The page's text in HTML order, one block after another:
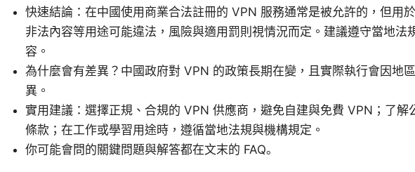
快速結論：在中國使用商業合法註冊的 VPN 服務通常是被允許的，但用
非法內容等用途可能違法，風險與適用罰則視情況而定。建議遵守當地法
容。
為什麼會有差異？中國政府對 VPN 的政策長期在變，且實際執行會因地
異。
實用建議：選擇正規、合規的 VPN 供應商，避免自建與免費 VPN；了解
條款；在工作或學習用途時，遵循當地法規與機構規定。
你可能會問的關鍵問題與解答都在文末的 FAQ。